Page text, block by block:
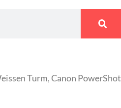
Turm, Canon PowerShot